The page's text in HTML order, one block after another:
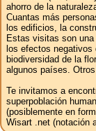
ahorro de la
Cuantas más
los edificios, la
Estas visitas son
los efectos
biodiversidad de la
algunos países.
Te invitamos a
superpoblación
(posiblemente en
Wisart .net (notación